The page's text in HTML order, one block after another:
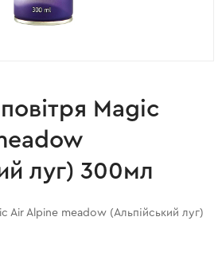
Magic
луг) 300мл
Air Alpine meadow (Альпійський луг)